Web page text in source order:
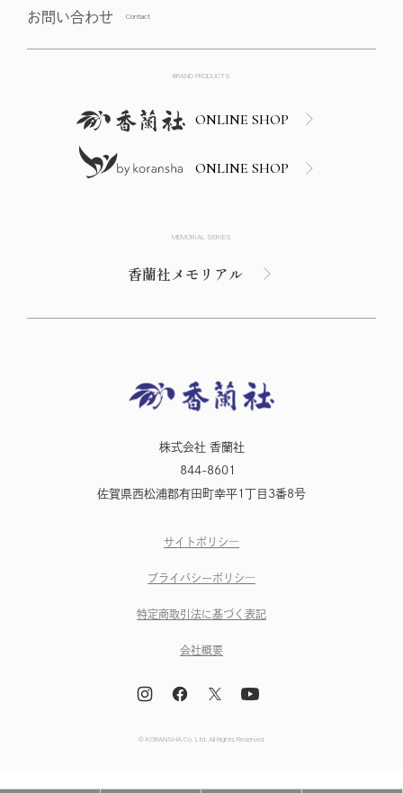
BRAND PRODUCTS
ONLINE SHOP
ONLINE SHOP
MEMORIAL SERIES
香蘭社メモリアル
お問い合わせ
株式会社 香蘭社
844-8601
佐賀県西松浦郡有田町幸平1丁目3番8号
サイトポリシ―
ブライパシーポリシ―
特定商取引法に基づく表記
会社概要
© KORANSHA Co. Ltd. All Rights Reserved.